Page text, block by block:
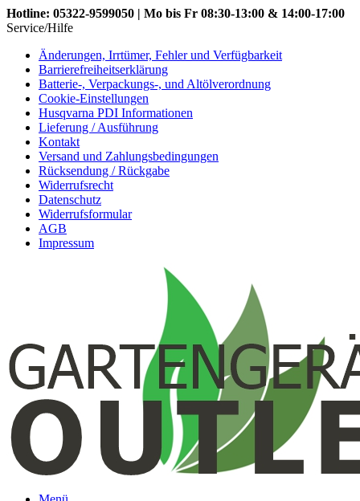
Hotline: 05322-9599050 | Mo bis Fr 08:30-13:00 & 14:00-17:00
Service/Hilfe
Änderungen, Irrtümer, Fehler und Verfügbarkeit
Barrierefreiheitserklärung
Batterie-, Verpackungs-, und Altölverordnung
Cookie-Einstellungen
Husqvarna PDI Informationen
Lieferung / Ausführung
Kontakt
Versand und Zahlungsbedingungen
Rücksendung / Rückgabe
Widerrufsrecht
Datenschutz
Widerrufsformular
AGB
Impressum